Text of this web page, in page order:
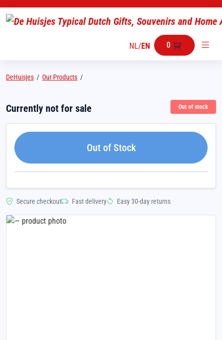
NL/EN 0
DeHuisjes / Our Products /
Currently not for sale Out of stock
Out of Stock
Secure checkout Fast delivery Easy 30-day returns